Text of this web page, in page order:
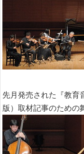
先月発売された『教育
版）取材記事のための